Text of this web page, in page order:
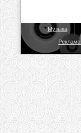
Музыка